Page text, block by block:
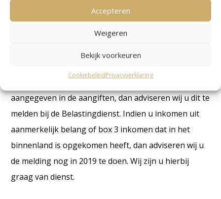
Accepteren
Weigeren
Bekijk voorkeuren
CookiebeleidPrivacyverklaring
het ook niet meer mogelijk om boetevrij in te keren
over inkomen uit aanmerkelijk belang (box 2) en
inkomen dat in het binnenland is opgekomen (box 3).
Feitelijk is hiermee de inkeerregeling alleen nog van
binnenlands vermogen dat niet correct is
aangegeven in de aangiften, dan adviseren wij u dit te
melden bij de Belastingdienst. Indien u inkomen uit
aanmerkelijk belang of box 3 inkomen dat in het
binnenland is opgekomen heeft, dan adviseren wij u
de melding nog in 2019 te doen. Wij zijn u hierbij
graag van dienst.